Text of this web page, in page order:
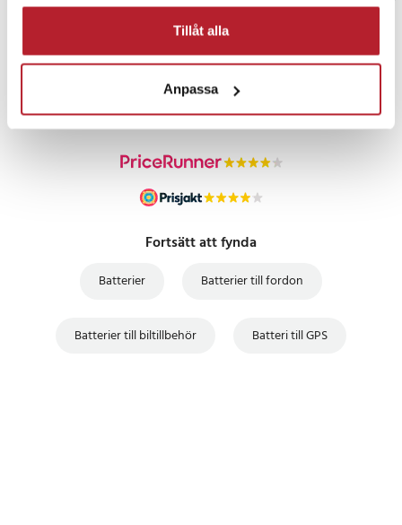
Tillåt alla
Anpassa
PRISGARANTI
UTFÖRSÄLJNING
Fortsätt att fynda
Batterier Batterier till fordon
Batterier till biltillbehör Batteri till GPS